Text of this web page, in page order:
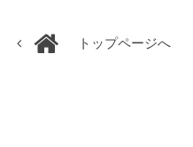
トップページへ